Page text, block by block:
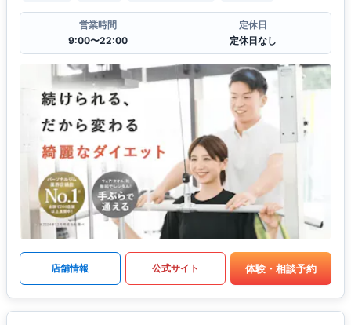
営業時間
9:00〜22:00
定休日
定休日なし
店舗情報 公式サイト 体験・相談予約